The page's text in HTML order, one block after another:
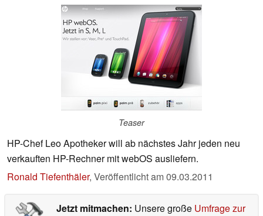
Teaser
HP-Chef Leo Apotheker will ab nächstes Jahr jeden neu
verkauften HP-Rechner mit webOS ausliefern.
Ronald Tiefenthäler, Veröffentlicht am09.03.2011
Jetzt mitmachen: Unsere große Umfrage zur